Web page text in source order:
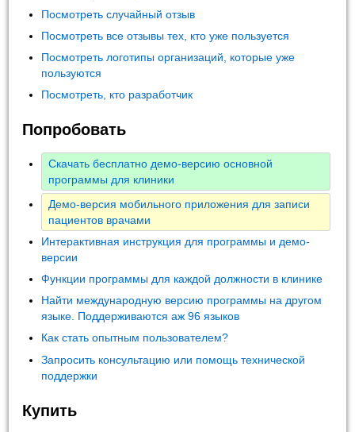
Посмотреть случайный отзыв
Посмотреть все отзывы тех, кто уже пользуется
Посмотреть логотипы организаций, которые уже
пользуются
Посмотреть, кто разработчик
Попробовать
Скачать бесплатно демо-версию основной
программы для клиники
Демо-версия мобильного приложения для записи
пациентов врачами
Интерактивная инструкция для программы и демо-
версии
Функции программы для каждой должности в клинике
Найти международную версию программы на другом
языке. Поддерживаются аж 96 языков
Как стать опытным пользователем?
Запросить консультацию или помощь технической
поддержки
Купить